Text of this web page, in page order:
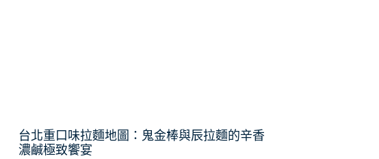
台北重口味拉麵地圖：鬼金棒與辰拉麵的辛香
濃鹹極致饗宴